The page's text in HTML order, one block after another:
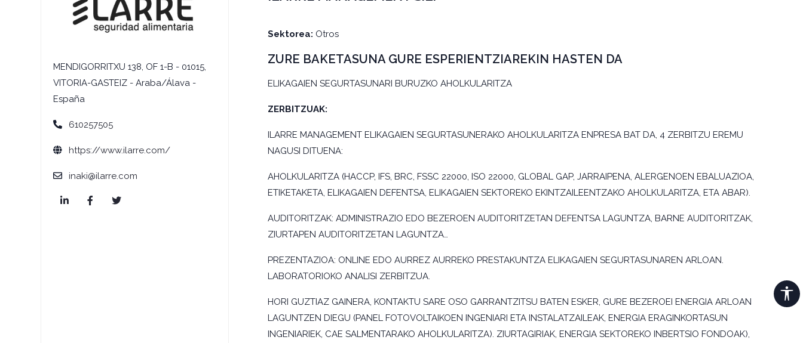
MENDIGORRITXU 138, OF 1-B - 01015,
VITORIA-GASTEIZ - Araba/Álava -
España
610257505
https://www.ilarre.com/
inaki@ilarre.com
Sektorea: Otros
ZURE BAKETASUNA GURE ESPERIENTZIAREKIN HASTEN DA
ELIKAGAIEN SEGURTASUNARI BURUZKO AHOLKULARITZA
ZERBITZUAK:
ILARRE MANAGEMENT ELIKAGAIEN SEGURTASUNERAKO AHOLKULARITZA ENPRESA BAT DA, 4 ZERBITZU EREMU
NAGUSI DITUENA:
AHOLKULARITZA (HACCP, IFS, BRC, FSSC 22000, ISO 22000, GLOBAL GAP, JARRAIPENA, ALERGENOEN EBALUAZIOA,
ETIKETAKETA, ELIKAGAIEN DEFENTSA, ELIKAGAIEN SEKTOREKO EKINTZAILEENTZAKO AHOLKULARITZA, ETA ABAR).
AUDITORITZAK: ADMINISTRAZIO EDO BEZEROEN AUDITORITZETAN DEFENTSA LAGUNTZA, BARNE AUDITORITZAK,
ZIURTAPEN AUDITORITZETAN LAGUNTZA…
PREZENTAZIOA: ONLINE EDO AURREZ AURREKO PRESTAKUNTZA ELIKAGAIEN SEGURTASUNAREN ARLOAN.
LABORATORIOKO ANALISI ZERBITZUA.
HORI GUZTIAZ GAINERA, KONTAKTU SARE OSO GARRANTZITSU BATEN ESKER, GURE BEZEROEI ENERGIA ARLOAN
LAGUNTZEN DIEGU (PANEL FOTOVOLTAIKOEN INGENIARI ETA INSTALATZAILEAK, ENERGIA ERAGINKORTASUN
INGENIARIEK, CAE SALMENTARAKO AHOLKULARITZA). ZIURTAGIRIAK, ENERGIA SEKTOREKO INBERTSIO FONDOAK),